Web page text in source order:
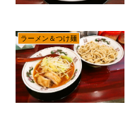
ラーメン＆つけ麺